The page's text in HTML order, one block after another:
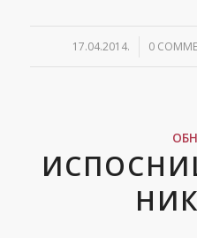
17.04.2014.
/ 0 /